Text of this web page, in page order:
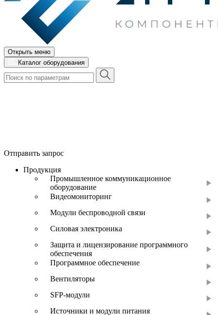
Открыть меню
Каталог оборудования
Отправить запрос
Продукция
Промышленное коммуникационное
оборудование
Видеомониторинг
Модули беспроводной связи
Силовая электроника
Защита и лицензирование программного
обеспечения
Программное обеспечение
Вентиляторы
SFP-модули
Источники и модули питания